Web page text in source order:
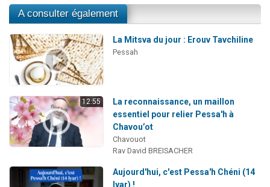
A consulter également
La Mitsva du jour : Erouv Tavchiline
Pessah
12:55
La reconnaissance, un maillon
essentiel pour relier Pessa'h à
Chavou’ot
Chavouot
Rav David BREISACHER
Aujourd'hui, c'est Pessa'h Chéni (14
Iyar) !